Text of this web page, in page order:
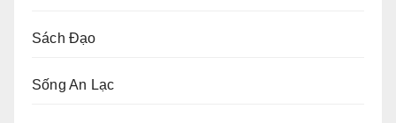
Sách Đạo
Sống An Lạc